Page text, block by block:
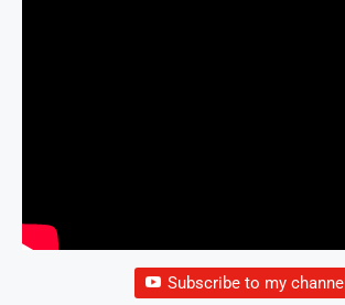
Subscribe to my channel